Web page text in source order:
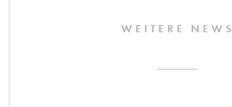
WEITERE NEWS